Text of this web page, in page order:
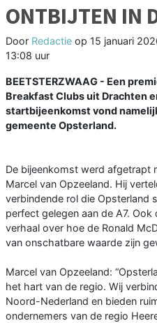
ONTBIJTEN IN
Door Redactie op 15 januari
13:08 uur
BEETSTERZWAAG - Een
Breakfast Clubs uit Drachten
startbijeenkomst vond
gemeente Opsterland.
De bijeenkomst werd afgetrapt
Marcel van Opzeeland. Hij
verbindende rol die Opsterland
perfect gelegen aan de A7.
verhaal over hoe de Ronald
van onschatbare waarde zijn
Marcel van Opzeeland:
het hart van de regio. Wij
Noord-Nederland en bieden
ondernemers van de regio